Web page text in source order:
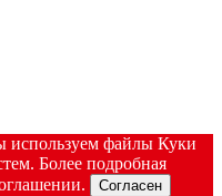
используем файлы Куки
Более подробная
Согласен